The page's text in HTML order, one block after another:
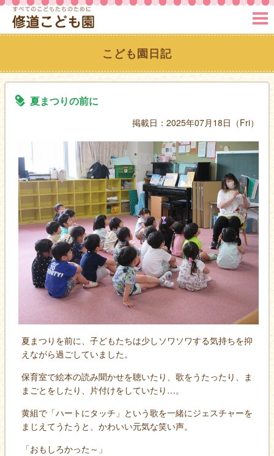
こども園日記
夏まつりの前に
掲載日：2025年07月18日（Fri）
夏まつりを前に、子どもたちは少しソワソワする気持ちを抑
えながら過ごしていました。
保育室で絵本の読み聞かせを聴いたり、歌をうたったり、ま
まごとをしたり、片付けをしていたり…。
黄組で「ハートにタッチ」という歌を一緒にジェスチャーを
まじえてうたうと、かわいい元気な笑い声。
「おもしろかった～」